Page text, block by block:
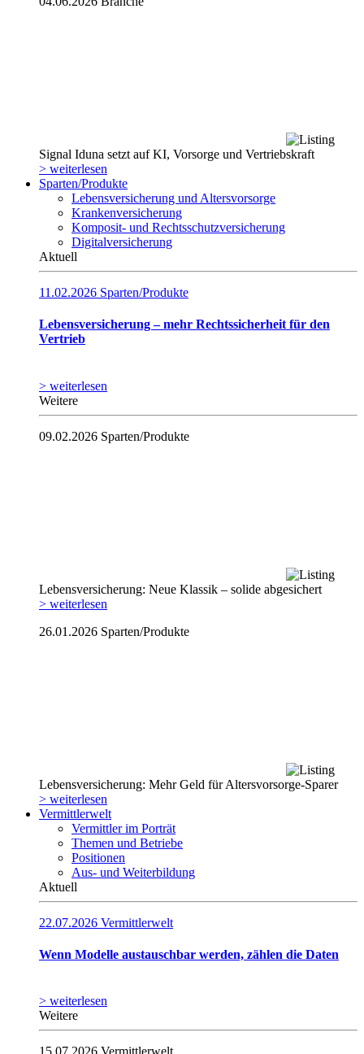
Signal Iduna setzt auf KI, Vorsorge und Vertriebskraft
> weiterlesen
Sparten/Produkte
Lebensversicherung und Altersvorsorge
Krankenversicherung
Komposit- und Rechtsschutzversicherung
Digitalversicherung
Aktuell
11.02.2026 Sparten/Produkte
Lebensversicherung – mehr Rechtssicherheit für den
Vertrieb
> weiterlesen
Weitere
09.02.2026 Sparten/Produkte
Lebensversicherung: Neue Klassik – solide abgesichert
> weiterlesen
26.01.2026 Sparten/Produkte
Lebensversicherung: Mehr Geld für Altersvorsorge-Sparer
> weiterlesen
Vermittlerwelt
Vermittler im Porträt
Themen und Betriebe
Positionen
Aus- und Weiterbildung
Aktuell
22.07.2026 Vermittlerwelt
Wenn Modelle austauschbar werden, zählen die Daten
> weiterlesen
Weitere